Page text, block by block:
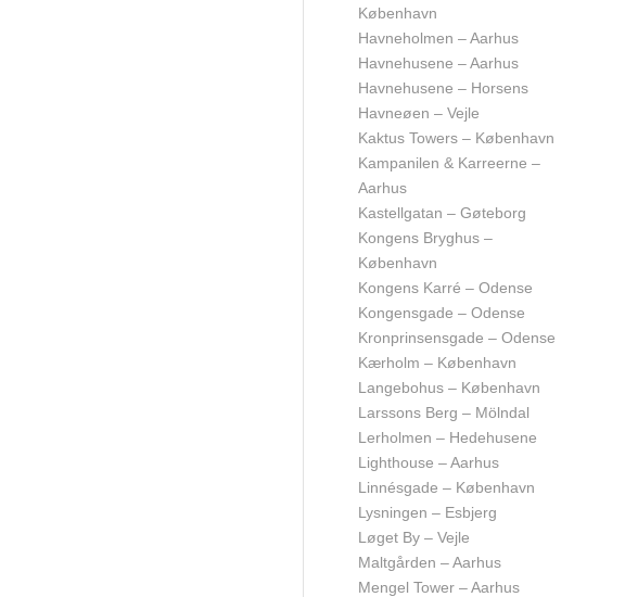
København
Havneholmen – Aarhus
Havnehusene – Aarhus
Havnehusene – Horsens
Havneøen – Vejle
Kaktus Towers – København
Kampanilen & Karreerne –
Aarhus
Kastellgatan – Gøteborg
Kongens Bryghus –
København
Kongens Karré – Odense
Kongensgade – Odense
Kronprinsensgade – Odense
Kærholm – København
Langebohus – København
Larssons Berg – Mölndal
Lerholmen – Hedehusene
Lighthouse – Aarhus
Linnésgade – København
Lysningen – Esbjerg
Løget By – Vejle
Maltgården – Aarhus
Mengel Tower – Aarhus